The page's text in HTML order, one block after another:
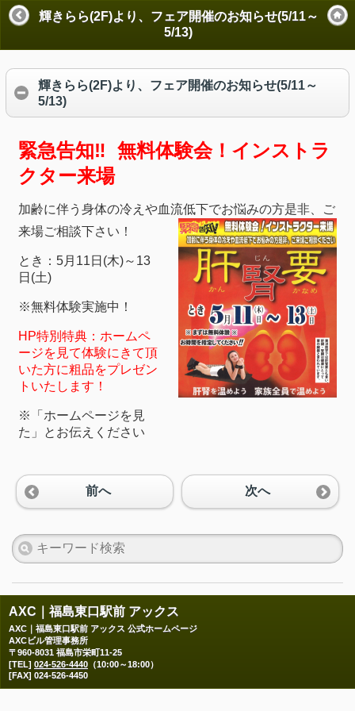
輝きらら(2F)より、フェア開催のお知らせ(5/11～
5/13)
輝きらら(2F)より、フェア開催のお知らせ(5/11～
5/13)
緊急告知‼ 無料体験会！インストラ
クター来場
加齢に伴う身体の冷えや血流低下でお悩みの方是非、ご
来場ご相談下さい！
とき：5月11日(木)～13
日(土)
※無料体験実施中！
HP特別特典：ホームペ
ージを見て体験にきて頂
いた方に粗品をプレゼン
トいたします！
※「ホームページを見
た」とお伝えください
前へ 次へ
AXC｜福島東口駅前 アックス
AXC｜福島東口駅前 アックス 公式ホームページ
AXCビル管理事務所
〒960-8031 福島市栄町11-25
[TEL] 024-526-4440 （10:00～18:00）
[FAX] 024-526-4450